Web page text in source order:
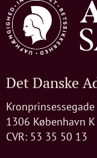
Det Danske
1306 København K
CVR: 53 35 50 13